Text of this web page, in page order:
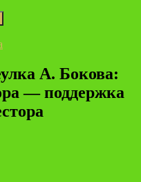
А. Бокова:
— поддержка